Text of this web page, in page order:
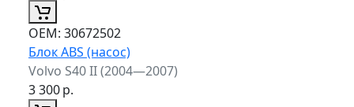
ОЕМ: 30672502
Блок ABS (насос)
Volvo S40 II (2004—2007)
3 300р.